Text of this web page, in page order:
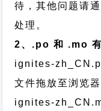
待，其他问题请
处理。
2、.po 和 .mo 有
ignites-
文件拖放至浏览
ignites-